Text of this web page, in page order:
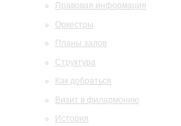
Правовая информация
Оркестры
Планы залов
Структура
Как добраться
Визит в филармонию
История